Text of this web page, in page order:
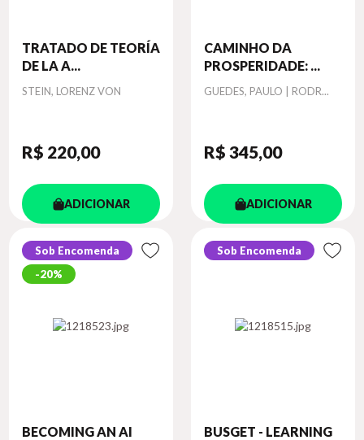
TRATADO DE TEORÍA
DE LA A...
Autor
STEIN, LORENZ VON
R$ 220,00
ADICIONAR
CAMINHO DA
PROSPERIDADE: ...
Autor
GUEDES, PAULO | RODR...
R$ 345,00
ADICIONAR
Sob Encomenda
20%
BECOMING AN AI
Sob Encomenda
BUSGET - LEARNING